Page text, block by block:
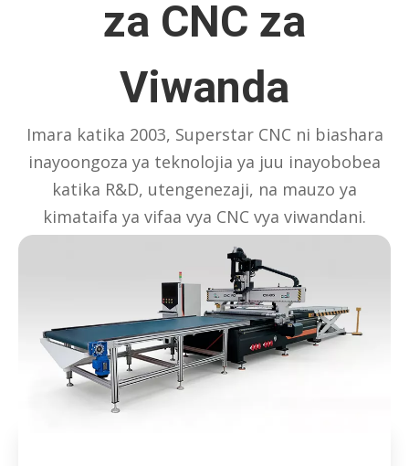
za CNC za
Viwanda
Imara katika 2003, Superstar CNC ni biashara
inayoongoza ya teknolojia ya juu inayobobea
katika R&D, utengenezaji, na mauzo ya
kimataifa ya vifaa vya CNC vya viwandani.